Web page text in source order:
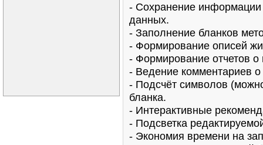
- Сохранение информации
данных.
- Заполнение бланков
- Формирование описей
- Формирование отчетов
- Ведение комментариев
- Подсчёт символов
бланка.
- Интерактивные
- Подсветка
- Экономия времени на